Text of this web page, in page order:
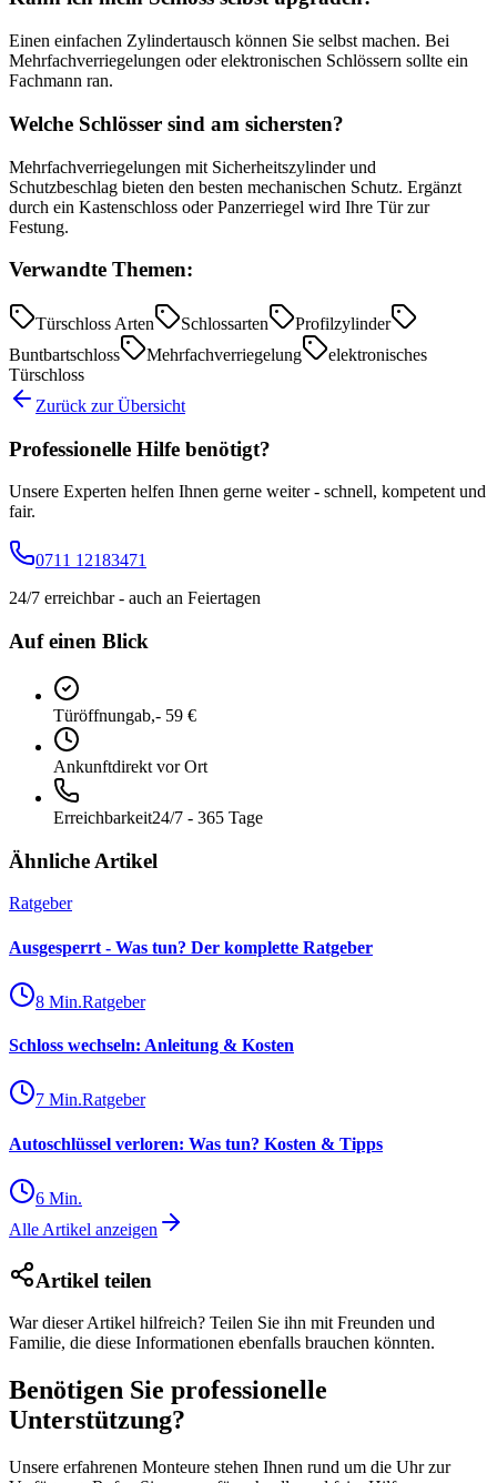
Einen einfachen Zylindertausch können Sie selbst machen. Bei
Mehrfachverriegelungen oder elektronischen Schlössern sollte ein
Fachmann ran.
Welche Schlösser sind am sichersten?
Mehrfachverriegelungen mit Sicherheitszylinder und
Schutzbeschlag bieten den besten mechanischen Schutz. Ergänzt
durch ein Kastenschloss oder Panzerriegel wird Ihre Tür zur
Festung.
Verwandte Themen:
Türschloss Arten Schlossarten
Profilzylinder
Buntbartschloss
Mehrfachverriegelung
elektronisches
Türschloss
Zurück zur Übersicht
Professionelle Hilfe benötigt?
Unsere Experten helfen Ihnen gerne weiter - schnell, kompetent und
fair.
0711 12183471
24/7 erreichbar - auch an Feiertagen
Auf einen Blick
Türöffnungab,- 59 €
Ankunftdirekt vor Ort
Erreichbarkeit24/7 - 365 Tage
Ähnliche Artikel
Ratgeber
Ausgesperrt - Was tun? Der komplette Ratgeber
8 Min.Ratgeber
Schloss wechseln: Anleitung & Kosten
7 Min.Ratgeber
Autoschlüssel verloren: Was tun? Kosten & Tipps
6 Min.
Alle Artikel anzeigen
Artikel teilen
War dieser Artikel hilfreich? Teilen Sie ihn mit Freunden und
Familie, die diese Informationen ebenfalls brauchen könnten.
Benötigen Sie professionelle
Unterstützung?
Unsere erfahrenen Monteure stehen Ihnen rund um die Uhr zur